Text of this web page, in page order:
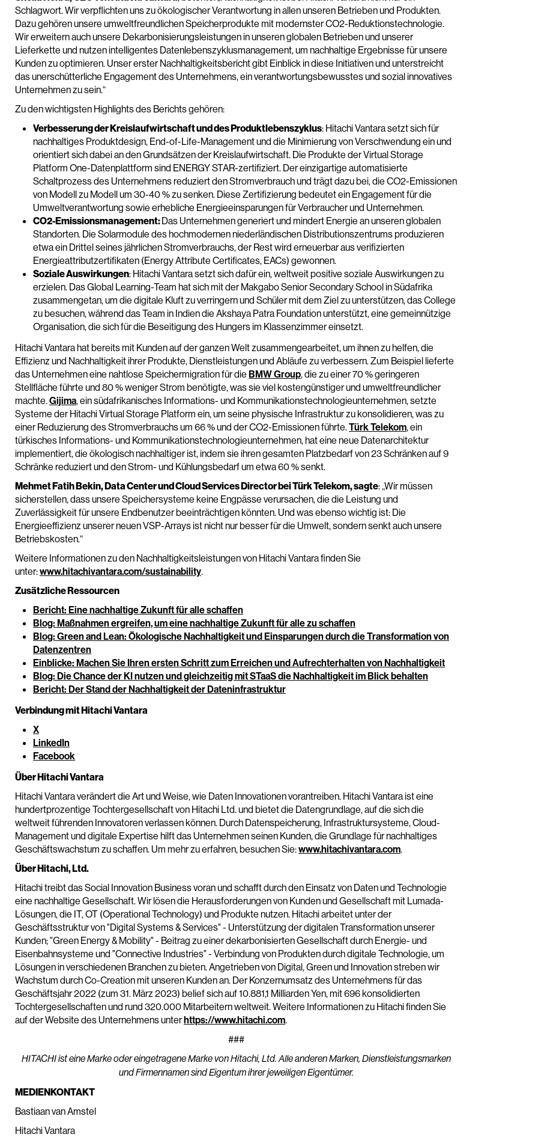
Schlagwort. Wir verpflichten uns zu ökologischer Verantwortung in allen unseren Betrieben und Produkten.
Dazu gehören unsere umweltfreundlichen Speicherprodukte mit modernster CO2-Reduktionstechnologie.
Wir erweitern auch unsere Dekarbonisierungsleistungen in unseren globalen Betrieben und unserer
Lieferkette und nutzen intelligentes Datenlebenszyklusmanagement, um nachhaltige Ergebnisse für unsere
Kunden zu optimieren. Unser erster Nachhaltigkeitsbericht gibt Einblick in diese Initiativen und unterstreicht
das unerschütterliche Engagement des Unternehmens, ein verantwortungsbewusstes und sozial innovatives
Unternehmen zu sein.“
Zu den wichtigsten Highlights des Berichts gehören:
Verbesserung der Kreislaufwirtschaft und des Produktlebenszyklus: Hitachi Vantara setzt sich für
nachhaltiges Produktdesign, End-of-Life-Management und die Minimierung von Verschwendung ein und
orientiert sich dabei an den Grundsätzen der Kreislaufwirtschaft. Die Produkte der Virtual Storage
Platform One-Datenplattform sind ENERGY STAR-zertifiziert. Der einzigartige automatisierte
Schaltprozess des Unternehmens reduziert den Stromverbrauch und trägt dazu bei, die CO2-Emissionen
von Modell zu Modell um 30-40 % zu senken. Diese Zertifizierung bedeutet ein Engagement für die
Umweltverantwortung sowie erhebliche Energieeinsparungen für Verbraucher und Unternehmen.
CO2-Emissionsmanagement:Das Unternehmen generiert und mindert Energie an unseren globalen
Standorten. Die Solarmodule des hochmodernen niederländischen Distributionszentrums produzieren
etwa ein Drittel seines jährlichen Stromverbrauchs, der Rest wird erneuerbar aus verifizierten
Energieattributzertifikaten (Energy Attribute Certificates, EACs) gewonnen.
Soziale Auswirkungen: Hitachi Vantara setzt sich dafür ein, weltweit positive soziale Auswirkungen zu
erzielen. Das Global Learning-Team hat sich mit der Makgabo Senior Secondary School in Südafrika
zusammengetan, um die digitale Kluft zu verringern und Schüler mit dem Ziel zu unterstützen, das College
zu besuchen, während das Team in Indien die Akshaya Patra Foundation unterstützt, eine gemeinnützige
Organisation, die sich für die Beseitigung des Hungers im Klassenzimmer einsetzt.
Hitachi Vantara hat bereits mit Kunden auf der ganzen Welt zusammengearbeitet, um ihnen zu helfen, die
Effizienz und Nachhaltigkeit ihrer Produkte, Dienstleistungen und Abläufe zu verbessern. Zum Beispiel lieferte
das Unternehmen eine nahtlose Speichermigration für die BMW Group, die zu einer 70 % geringeren
Stellfläche führte und 80 % weniger Strom benötigte, was sie viel kostengünstiger und umweltfreundlicher
machte.Gijima, ein südafrikanisches Informations- und Kommunikationstechnologieunternehmen, setzte
Systeme der Hitachi Virtual Storage Platform ein, um seine physische Infrastruktur zu konsolidieren, was zu
einer Reduzierung des Stromverbrauchs um 66 % und der CO2-Emissionen führte.Türk Telekom, ein
türkisches Informations- und Kommunikationstechnologieunternehmen, hat eine neue Datenarchitektur
implementiert, die ökologisch nachhaltiger ist, indem sie ihren gesamten Platzbedarf von 23 Schränken auf 9
Schränke reduziert und den Strom- und Kühlungsbedarf um etwa 60 % senkt.
Mehmet Fatih Bekin, Data Center und Cloud Services Director bei Türk Telekom, sagte: „Wir müssen
sicherstellen, dass unsere Speichersysteme keine Engpässe verursachen, die die Leistung und
Zuverlässigkeit für unsere Endbenutzer beeinträchtigen könnten. Und was ebenso wichtig ist: Die
Energieeffizienz unserer neuen VSP-Arrays ist nicht nur besser für die Umwelt, sondern senkt auch unsere
Betriebskosten.“
Weitere Informationen zu den Nachhaltigkeitsleistungen von Hitachi Vantara finden Sie
unter:www.hitachivantara.com/sustainability.
Zusätzliche Ressourcen
Bericht: Eine nachhaltige Zukunft für alle schaffen
Blog: Maßnahmen ergreifen, um eine nachhaltige Zukunft für alle zu schaffen
Blog: Green and Lean: Ökologische Nachhaltigkeit und Einsparungen durch die Transformation von
Datenzentren
Einblicke: Machen Sie Ihren ersten Schritt zum Erreichen und Aufrechterhalten von Nachhaltigkeit
Blog: Die Chance der KI nutzen und gleichzeitig mit STaaS die Nachhaltigkeit im Blick behalten
Bericht: Der Stand der Nachhaltigkeit der Dateninfrastruktur
Verbindung mit Hitachi Vantara
X
LinkedIn
Facebook
Über Hitachi Vantara
Hitachi Vantara verändert die Art und Weise, wie Daten Innovationen vorantreiben. Hitachi Vantara ist eine
hundertprozentige Tochtergesellschaft von Hitachi Ltd. und bietet die Datengrundlage, auf die sich die
weltweit führenden Innovatoren verlassen können. Durch Datenspeicherung, Infrastruktursysteme, Cloud-
Management und digitale Expertise hilft das Unternehmen seinen Kunden, die Grundlage für nachhaltiges
Geschäftswachstum zu schaffen. Um mehr zu erfahren, besuchen Sie:www.hitachivantara.com.
Über Hitachi, Ltd.
Hitachi treibt das Social Innovation Business voran und schafft durch den Einsatz von Daten und Technologie
eine nachhaltige Gesellschaft. Wir lösen die Herausforderungen von Kunden und Gesellschaft mit Lumada-
Lösungen, die IT, OT (Operational Technology) und Produkte nutzen. Hitachi arbeitet unter der
Geschäftsstruktur von "Digital Systems & Services" - Unterstützung der digitalen Transformation unserer
Kunden; "Green Energy & Mobility" - Beitrag zu einer dekarbonisierten Gesellschaft durch Energie- und
Eisenbahnsysteme und "Connective Industries" - Verbindung von Produkten durch digitale Technologie, um
Lösungen in verschiedenen Branchen zu bieten. Angetrieben von Digital, Green und Innovation streben wir
Wachstum durch Co-Creation mit unseren Kunden an. Der Konzernumsatz des Unternehmens für das
Geschäftsjahr 2022 (zum 31. März 2023) belief sich auf 10.881,1 Milliarden Yen, mit 696 konsolidierten
Tochtergesellschaften und rund 320.000 Mitarbeitern weltweit. Weitere Informationen zu Hitachi finden Sie
auf der Website des Unternehmens unterhttps://www.hitachi.com.
###
HITACHI ist eine Marke oder eingetragene Marke von Hitachi, Ltd. Alle anderen Marken, Dienstleistungsmarken
und Firmennamen sind Eigentum ihrer jeweiligen Eigentümer.
MEDIENKONTAKT
Bastiaan van Amstel
Hitachi Vantara